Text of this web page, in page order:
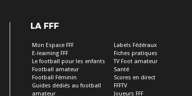
LA FFF
Mon Espace FFF
E-learning FFF
Le football pour les enfants
Football amateur
Football Féminin
Guides dédiés au football
amateur
Labels Fédéraux
Fiches pratiques
TV Foot amateur
Santé
Scores en direct
FFFTV
Joueurs FFF